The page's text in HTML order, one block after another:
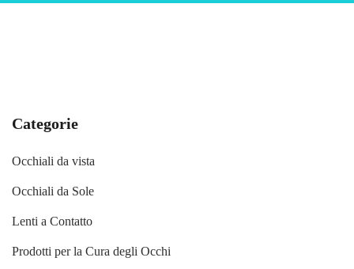
Categorie
Occhiali da vista
Occhiali da Sole
Lenti a Contatto
Prodotti per la Cura degli Occhi